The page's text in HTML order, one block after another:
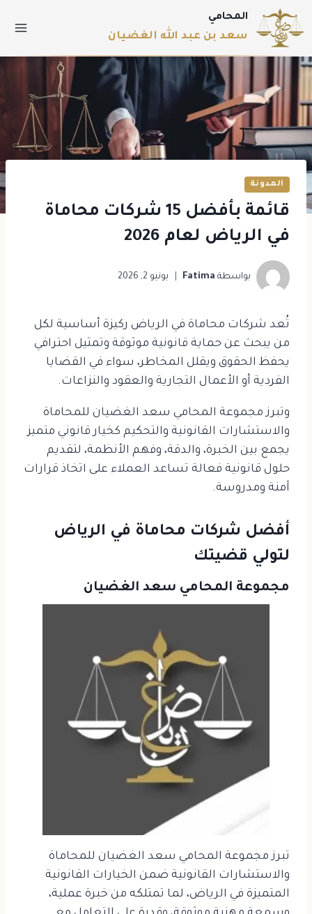
المحامي
سعد بن عبد الله الغضيان
المدونة
قائمة بأفضل 15 شركات محاماة
في الرياض لعام 2026
بواسطة Fatima يونيو 2, 2026
تُعد شركات محاماة في الرياض ركيزة أساسية لكل
من يبحث عن حماية قانونية موثوقة وتمثيل احترافي
يحفظ الحقوق ويقلل المخاطر، سواء في القضايا
الفردية أو الأعمال التجارية والعقود والنزاعات.
وتبرز مجموعة المحامي سعد الغضيان للمحاماة
والاستشارات القانونية والتحكيم كخيار قانوني متميز
يجمع بين الخبرة، والدقة، وفهم الأنظمة، لتقديم
حلول قانونية فعالة تساعد العملاء على اتخاذ قرارات
آمنة ومدروسة.
أفضل شركات محاماة في الرياض
لتولي قضيتك
مجموعة المحامي سعد الغضيان
تبرز مجموعة المحامي سعد الغضيان للمحاماة
والاستشارات القانونية ضمن الخيارات القانونية
المتميزة في الرياض، لما تمتلكه من خبرة عملية،